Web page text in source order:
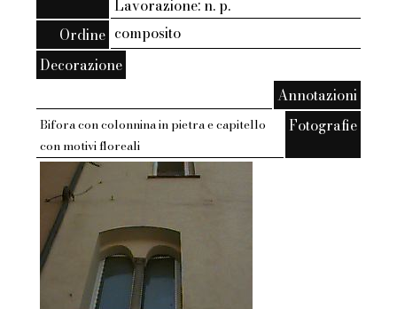
Lavorazione: n. p.
Ordine composito
Decorazione
Annotazioni
Bifora con colonnina in pietra e capitello
con motivi floreali
Fotografie